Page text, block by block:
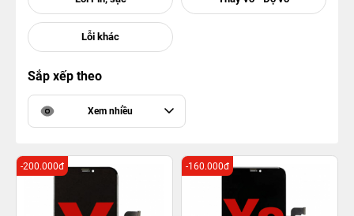
Sắp xếp theo
Xem nhiều
-200.000đ -160.000đ